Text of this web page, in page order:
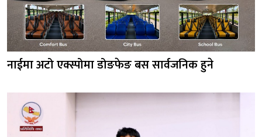
नाईमा अटो एक्स्पोमा डोङफेङ बस सार्वजनिक हुने